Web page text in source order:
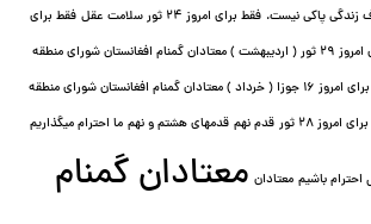
زندگی پاکی نیست. فقط برای امروز 24 ثور سلامت عقل
فقط برای
فقط برای امروز ٢٩ ثور ( اردیبهشت ) معتادان گمنام افغانستان شورای منطقه
فقط برای امروز ۱۶ جوزا ( خرداد ) معتادان گمنام افغانستان شورای منطقه
امروز ۲۸ ثور قدم نهم قدمهای هشتم و نهم ما احترام میگذاریم
احترام باشیم معتادان معتادان گمنام